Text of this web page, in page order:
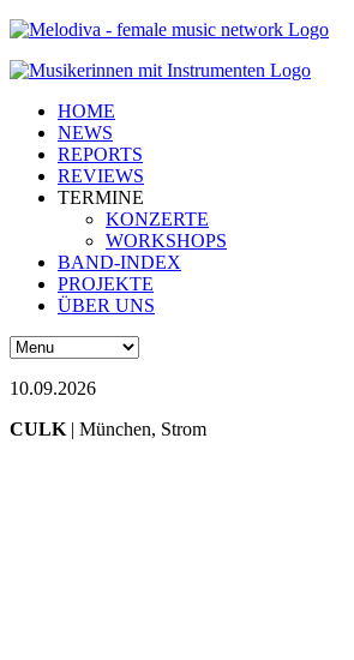
HOME
NEWS
REPORTS
REVIEWS
TERMINE
KONZERTE
WORKSHOPS
BAND-INDEX
PROJEKTE
ÜBER UNS
10.09.2026
CULK | München, Strom